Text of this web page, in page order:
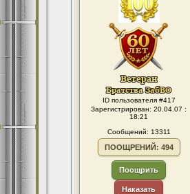
ID пользователя #417
Зарегистрирован: 20.04.07 :
18:21
Сообщений: 13311
ПООЩРЕНИЙ: 494
Поощрить
Наказать